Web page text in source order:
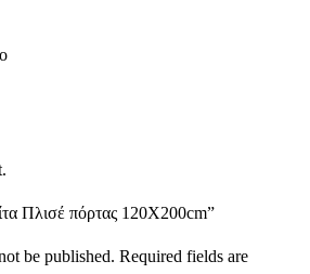
Πλισέ πόρτας 120Χ200cm”
be published. Required fields are